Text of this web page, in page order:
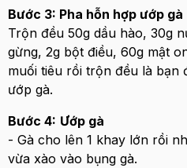
Bước 3: Pha hỗn hợp ướp gà
Trộn đều 50g dầu hào, 30g
gừng, 2g bột điều, 60g mật
muối tiêu rồi trộn đều là bạn
ướp gà.
Bước 4: Ướp gà
- Gà cho lên 1 khay lớn rồi
vừa xào vào bụng gà.